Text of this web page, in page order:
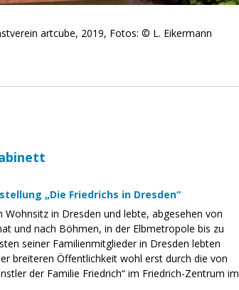
artcube, 2019, Fotos: © L. Eikermann
„Die Friedrichs in Dresden“
in Dresden und lebte, abgesehen von
und nach Böhmen, in der Elbmetropole bis zu
seiner Familienmitglieder in Dresden lebten
breiteren Öffentlichkeit wohl erst durch die von
der Familie Friedrich“ im Friedrich-Zentrum im